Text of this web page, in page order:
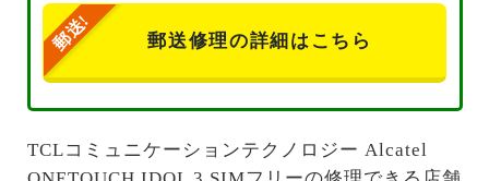
郵送修理の詳細はこちら
TCLコミュニケーションテクノロジー Alcatel